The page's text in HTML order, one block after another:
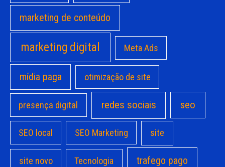
marketing de conteúdo
marketing digital Meta Ads
mídia paga otimização de site
presença digital redes sociais seo
SEO local SEO Marketing site
site novo Tecnologia trafego pago